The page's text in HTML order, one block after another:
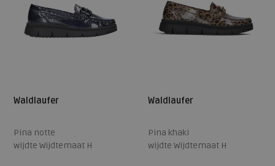
Waldlaufer
Pina notte
wijdte Wijdtemaat H
Waldlaufer
Pina khaki
wijdte Wijdtemaat H